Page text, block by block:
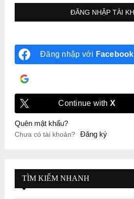
Đăng nhập với Facebook
Continue with X
Quên mật khẩu?
Chưa có tài khoản? Đăng ký
TÌM KIẾM NHANH